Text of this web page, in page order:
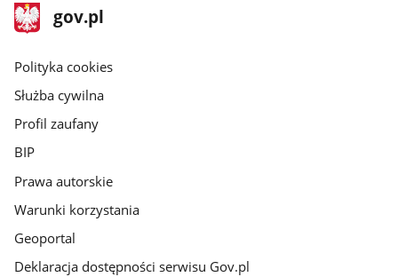
stopka
gov.pl
Strona
gov.pl
gov.pl
Polityka cookies
Służba cywilna
Profil zaufany
BIP
Prawa autorskie
Warunki korzystania
Geoportal
Deklaracja dostępności serwisu Gov.pl